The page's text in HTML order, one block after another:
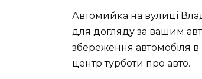
Автомийка на вулиці
для догляду за вашим
збереження автомобіля в
центр турботи про авто.